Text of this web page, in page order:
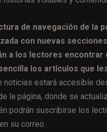
de navegación de la
con nuevas
a los lectores encontrar
los artículos que
noticias estará accesible
la página, donde se
podrán suscribirse los
su correo.